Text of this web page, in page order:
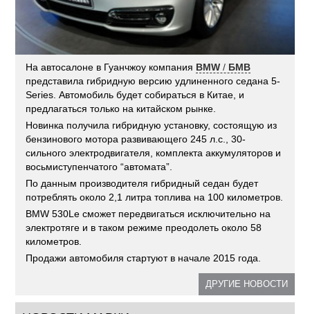
На автосалоне в Гуанчжоу компания BMW / БМВ
представила гибридную версию удлиненного седана 5-
Series. Автомобиль будет собираться в Китае, и
предлагаться только на китайском рынке.
Новинка получила гибридную установку, состоящую из
бензинового мотора развивающего 245 л.с., 30-
сильного электродвигателя, комплекта аккумуляторов и
восьмиступенчатого “автомата”.
По данным производителя гибридный седан будет
потреблять около 2,1 литра топлива на 100 километров.
BMW 530Le сможет передвигаться исключительно на
электротяге и в таком режиме преодолеть около 58
километров.
Продажи автомобиля стартуют в начале 2015 года.
ДРУГИЕ НОВОСТИ